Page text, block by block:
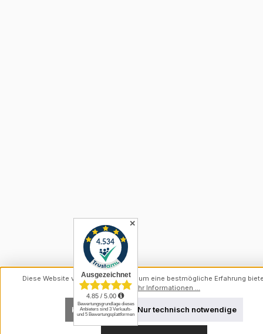
✕
Diese Website verwendet Cookies, um eine bestmögliche Erfahrung
können.Mehr Informationen ...
Nur technisch notwendige
Konfigurieren